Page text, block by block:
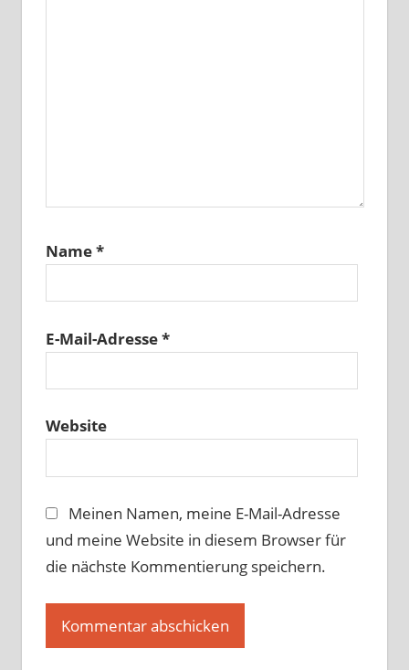
Name*
E-Mail-Adresse*
Website
Meinen Namen, meine E-Mail-Adresse
und meine Website in diesem Browser für
die nächste Kommentierung speichern.